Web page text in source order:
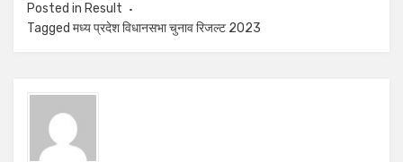
Posted in Result
Tagged मध्य प्रदेश विधानसभा चुनाव रिजल्ट 2023